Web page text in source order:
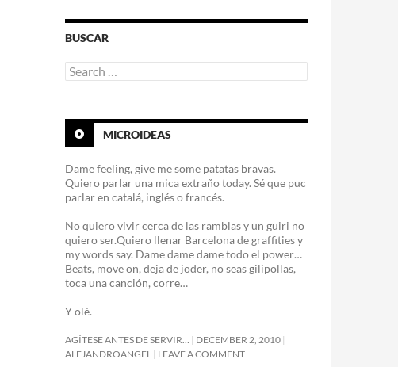
BUSCAR
Search
for:
MICROIDEAS
Dame feeling, give me some patatas bravas.
Quiero parlar una mica extraño today. Sé que puc
parlar en catalá, inglés o francés.
No quiero vivir cerca de las ramblas y un guiri no
quiero ser.Quiero llenar Barcelona de graffities y
my words say. Dame dame dame todo el power…
Beats, move on, deja de joder, no seas gilipollas,
toca una canción, corre…
Y olé.
AGÍTESE ANTES DE SERVIR…
DECEMBER 2, 2010
ALEJANDROANGEL LEAVE A COMMENT